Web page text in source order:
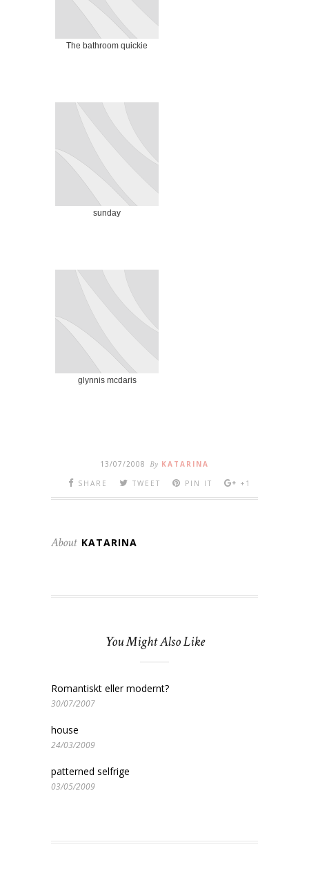
The bathroom quickie
sunday
glynnis mcdaris
13/07/2008 By KATARINA
SHARE
TWEET PIN IT +1
About KATARINA
You Might Also Like
Romantiskt eller modernt?
30/07/2007
house
24/03/2009
patterned selfrige
03/05/2009